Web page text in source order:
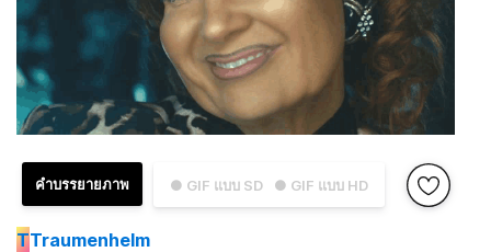
● GIF แบบ SD ● GIF แบบ HD
คำบรรยายภาพ
TTraumenhelm